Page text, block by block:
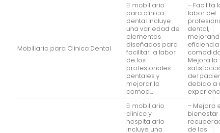
Mobiliario para Clínica Dental
El mobiliario
para clínica
dental incluye
una variedad de
elementos
diseñados para
facilitar la labor
de los
profesionales
dentales y
mejorar la
comod…
– Facilita
labor del
dental,
eficiencia
Mejora la
del
debido a
El mobiliario
clínico y
hospitalario
incluye una
– Mejora
bienestar
de los